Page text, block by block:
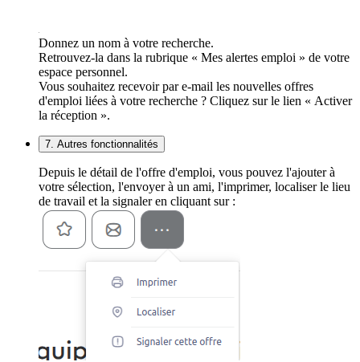
Donnez un nom à votre recherche.
Retrouvez-la dans la rubrique « Mes alertes emploi » de votre
espace personnel.
Vous souhaitez recevoir par e-mail les nouvelles offres
d'emploi liées à votre recherche ? Cliquez sur le lien « Activer
la réception ».
7. Autres fonctionnalités
Depuis le détail de l'offre d'emploi, vous pouvez l'ajouter à
votre sélection, l'envoyer à un ami, l'imprimer, localiser le lieu
de travail et la signaler en cliquant sur :